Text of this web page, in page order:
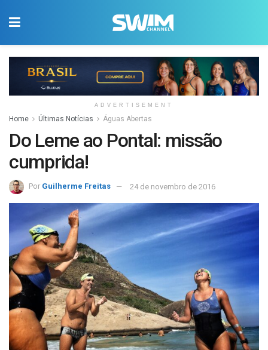
ADVERTISEMENT
Home Últimas Notícias Águas Abertas
Do Leme ao Pontal: missão
cumprida!
Por Guilherme Freitas 24 de novembro de 2016